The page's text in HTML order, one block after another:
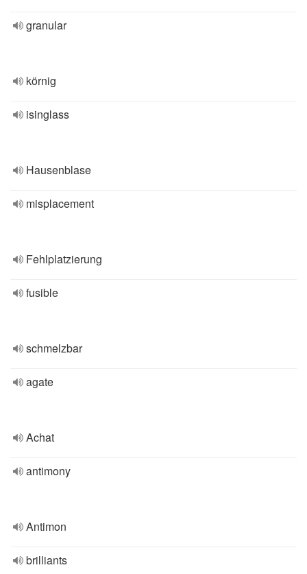
granular
körnig
isinglass
Hausenblase
misplacement
Fehlplatzierung
fusible
schmelzbar
agate
Achat
antimony
Antimon
brilliants